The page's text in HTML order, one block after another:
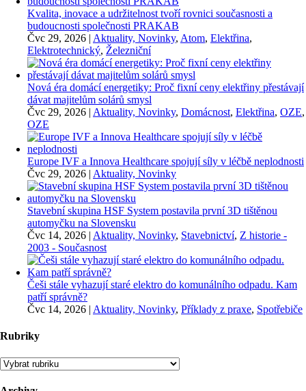
Kvalita, inovace a udržitelnost tvoří rovnici současnosti a
budoucnosti společnosti PRAKAB
Čvc 29, 2026 | Aktuality, Novinky, Atom, Elektřina,
Elektrotechnický, Železniční
Nová éra domácí energetiky: Proč fixní ceny elektřiny přestávají
dávat majitelům solárů smysl
Čvc 29, 2026 | Aktuality, Novinky, Domácnost, Elektřina, OZE,
OZE
Europe IVF a Innova Healthcare spojují síly v léčbě neplodnosti
Čvc 29, 2026 | Aktuality, Novinky
Stavební skupina HSF System postavila první 3D tištěnou
automyčku na Slovensku
Čvc 14, 2026 | Aktuality, Novinky, Stavebnictví, Z historie -
2003 - Současnost
Češi stále vyhazují staré elektro do komunálního odpadu. Kam
patří správně?
Čvc 14, 2026 | Aktuality, Novinky, Příklady z praxe, Spotřebiče
Rubriky
Rubriky